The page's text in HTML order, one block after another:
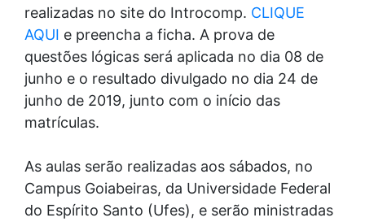
realizadas no site do Introcomp. CLIQUE
AQUI e preencha a ficha. A prova de
questões lógicas será aplicada no dia 08 de
junho e o resultado divulgado no dia 24 de
junho de 2019, junto com o início das
matrículas.
As aulas serão realizadas aos sábados, no
Campus Goiabeiras, da Universidade Federal
do Espírito Santo (Ufes), e serão ministradas